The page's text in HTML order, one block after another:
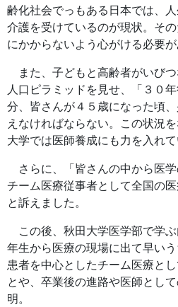
齢化社会でっもある日本では、
介護を受けているのが現状。そ
にかからないよう心がける必要
また、子どもと高齢者がいび
人口ピラミッドを見せ、「３０
分、皆さんが４５歳になった頃
えなければならない。この状況
大学では医師養成にも力を入れて
さらに、「皆さんの中から医学
チーム医療従事者として全国の
と訴えました。
この後、秋田大学医学部で学ぶ
年生から医療の現場に出て早いう
患者を中心としたチーム医療と
とや、卒業後の進路や医師とし
明。